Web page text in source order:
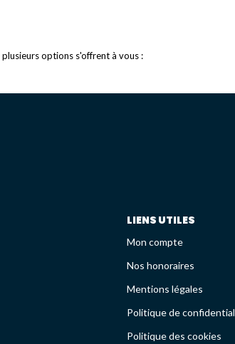
options s'offrent à vous :
LIENS UTILES
Mon compte
Nos honoraires
Mentions légales
Politique de
Politique des cookies